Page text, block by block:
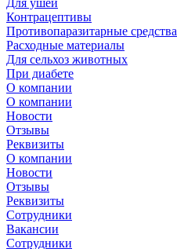
Для ушей
Контрацептивы
Противопаразитарные средства
Расходные материалы
Для сельхоз животных
При диабете
О компании
О компании
Новости
Отзывы
Реквизиты
О компании
Новости
Отзывы
Реквизиты
Сотрудники
Вакансии
Сотрудники